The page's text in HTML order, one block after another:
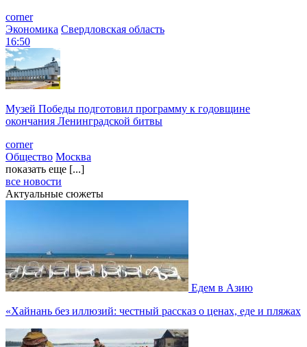
corner
Экономика Свердловская область
16:50
Музей Победы подготовил программу к годовщине
окончания Ленинградской битвы
corner
Общество Москва
показать еще [...]
все новости
Актуальные сюжеты
Едем в Азию
«Хайнань без иллюзий: честный рассказ о ценах, еде и пляжах